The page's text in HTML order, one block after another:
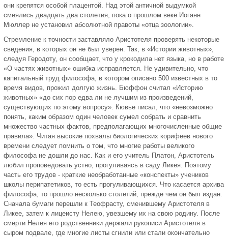
они крепятся особой плацентой. Над этой античной выдумкой
смеялись двадцать два столетия, пока о прошлом веке Иоганн
Мюллер не установил абсолютной правоты «отца зоологии».
Стремление к точности заставляло Аристотеля проверять некоторые
сведения, в которых он не был уверен. Так, в «Истории животных»,
следуя Геродоту, он сообщает, что у крокодила нет языка, но в работе
«О частях животных» ошибка исправляется. Не удивительно, что
капитальный труд философа, в котором описано 500 известных в то
время видов, прожил долгую жизнь. Бюффон считал «Историю
животных» «до сих пор едва ли не лучшим из произведений,
существующих по этому вопросу». Кювье писал, что «невозможно
понять, каким образом один человек сумел собрать и сравнить
множество частных фактов, предполагающих многочисленные общие
правила». Читая высокие похвалы биологических корифеев нового
времени следует помнить о том, что многие работы великого
философа не дошли до нас. Как и его учитель Платон, Аристотель
любил проповедовать устно, прогуливаясь в саду Ликея. Поэтому
часть его трудов - краткие необработанные «конспекты» учеников
школы перипатетиков, то есть прогуливающихся. Что касается архива
философа, то прошло несколько столетий, прежде чем он был издан.
Сначала бумаги перешли к Теофрасту, сменившему Аристотеля в
Ликее, затем к лицеисту Нелею, увезшему их на свою родину. После
смерти Нелея его родственники держали рукописи Аристотеля в
сыром подвале, где многие листы сгнили или стали окончательно